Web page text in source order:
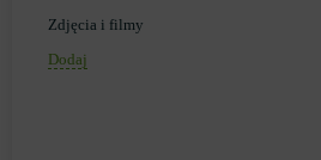
Zdjęcia i filmy
Dodaj